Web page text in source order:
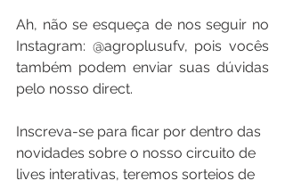
Ah, não se esqueça de nos seguir no
Instagram: @agroplusufv, pois vocês
também podem enviar suas dúvidas
pelo nosso direct.
Inscreva-se para ficar por dentro das
novidades sobre o nosso circuito de
lives interativas, teremos sorteios de